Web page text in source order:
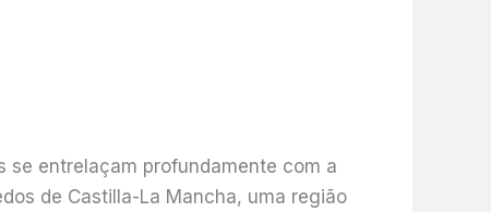
se entrelaçam profundamente com a
de Castilla-La Mancha, uma região